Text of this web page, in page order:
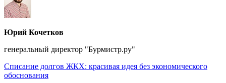
Юрий Кочетков
генеральный директор "Бурмистр.ру"
Списание долгов ЖКХ: красивая идея без экономического
обоснования